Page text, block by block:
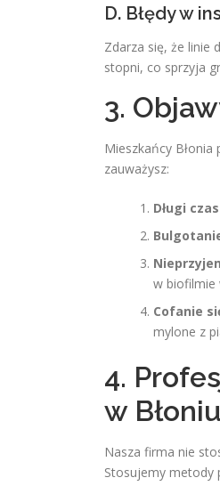
D. Błędy w
Zdarza się, że linie
stopni, co sprzyja
3.
Mieszkańcy
zauważysz:
Długi
w biofilmie
Cofanie
mylone z
4.
w
Nasza firma nie
Stosujemy metody